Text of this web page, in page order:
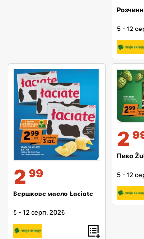
5 -12
2 99
Вершкове масло Łaciate
5 -12 серп. 2026
2
Пиво
5 -12